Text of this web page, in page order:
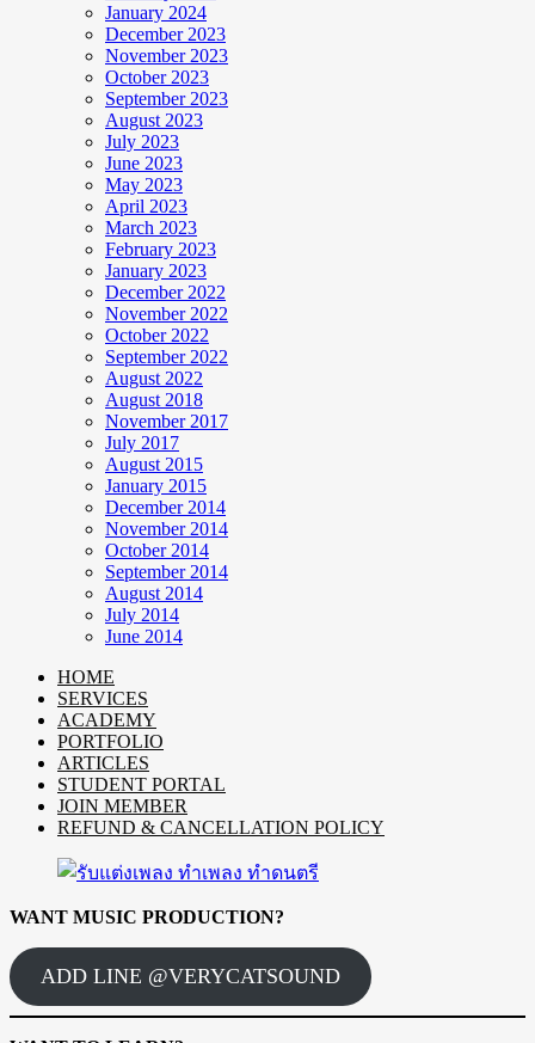
January 2024
December 2023
November 2023
October 2023
September 2023
August 2023
July 2023
June 2023
May 2023
April 2023
March 2023
February 2023
January 2023
December 2022
November 2022
October 2022
September 2022
August 2022
August 2018
November 2017
July 2017
August 2015
January 2015
December 2014
November 2014
October 2014
September 2014
August 2014
July 2014
June 2014
HOME
SERVICES
ACADEMY
PORTFOLIO
ARTICLES
STUDENT PORTAL
JOIN MEMBER
REFUND & CANCELLATION POLICY
WANT MUSIC PRODUCTION?
ADD LINE @VERYCATSOUND